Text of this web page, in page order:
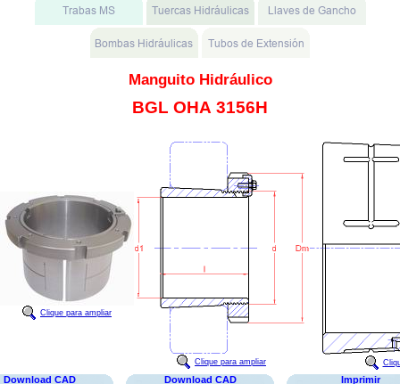
Manguito Hidráulico
BGL OHA 3156H
Clique para ampliar
Clique para ampliar
Download CAD
Download CAD
Imprimir